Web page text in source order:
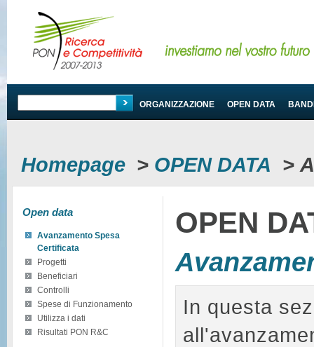
PROGRAMMA ORGANIZZAZIONE OPEN DATA
Homepage > OPEN DATA >
Open data
Avanzamento Spesa
Certificata
Progetti
Beneficiari
Controlli
Spese di Funzionamento
Utilizza i dati
Risultati PON R&C
OPEN
In questa